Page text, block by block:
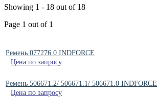
Showing 1 - 18 out of 18
Page 1 out of 1
Ремень 077276.0 INDFORCE
Цена по запросу
Ремень 506671.2/ 506671.1/ 506671.0 INDFORCE
Цена по запросу